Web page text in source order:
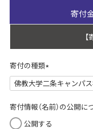
寄付の種類
(
必
須
)
寄付情報（名前）の公開
公開する